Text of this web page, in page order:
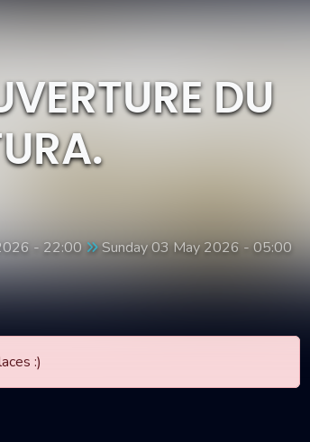
DU
- 22:00
Sunday 03 May 2026 - 05:00
:)